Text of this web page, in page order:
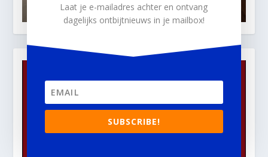
Laat je e-mailadres achter en ontvang
dagelijks ontbijtnieuws in je mailbox!
SUBSCRIBE!